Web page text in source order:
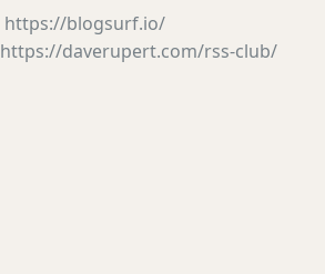
https://blogsurf.io/
https://daverupert.com/rss-club/